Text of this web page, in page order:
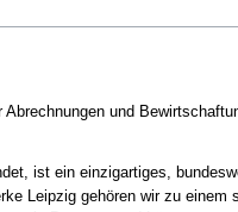
und
ist ein einzigartiges,
Leipzig gehören wir zu